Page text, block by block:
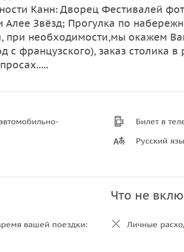
Канн: Дворец Фестивалей
Звёзд; Прогулка по
при необходимости,мы окажем
с французского), заказ столика в
Билет в
Русский
вашей поездки:
Что не
Личные